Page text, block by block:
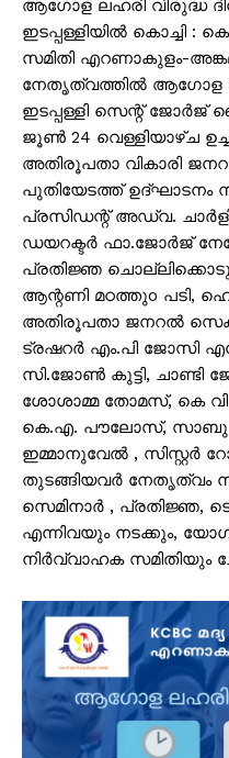
ആഗോള ലഹരി വിരുദ്ധ
ഇടപ്പള്ളിയിൽ കൊച്ചി :
സമിതി എറണാകുളം-
നേതൃത്വത്തിൽ ആഗോള
ഇടപ്പള്ളി സെന്റ് ജോർജ്
ജൂൺ 24 വെള്ളിയാഴ്ച
അതിരൂപതാ വികാരി
പുതിയേടത്ത് ഉദ്ഘാടനം
പ്രസിഡന്റ് അഡ്വ.
ഡയറക്ടർ ഫാ.ജോർജ്
പ്രതിജ്ഞ
ആന്റണി മഠത്തുo പടി,
അതിരൂപതാ ജനറൽ
ട്രഷറർ എം.പി ജോസി
സി.ജോൺ കുട്ടി, ചാണ്ടി
ശോശാമ്മ തോമസ്, കെ
കെ.എ. പൗലോസ്, സാബു
ഇമ്മാനുവേൽ , സിസ്റ്റർ
തുടങ്ങിയവർ നേതൃത്വം
സെമിനാർ , പ്രതിജ്ഞ,
എന്നിവയും നടക്കും,
നിർവ്വാഹക സമിതിയും